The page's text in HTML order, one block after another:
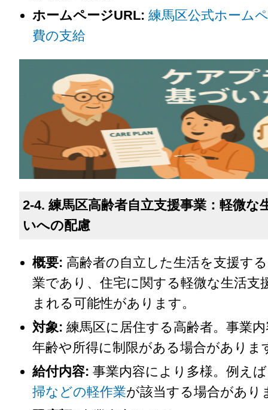
ホームページURL: 練馬区公式ホーム
費の支給
2-4. 練馬区高齢者自立支援事業：軽微な
いへの配慮
概要: 高齢者の自立した生活を支援す
業であり、住宅に関する軽微な生活支
まれる可能性があります。
対象: 練馬区に居住する高齢者。事業
年齢や所得に制限がある場合がありま
給付内容: 事業内容により多様。例え
掃などの軽作業が該当する場合があり